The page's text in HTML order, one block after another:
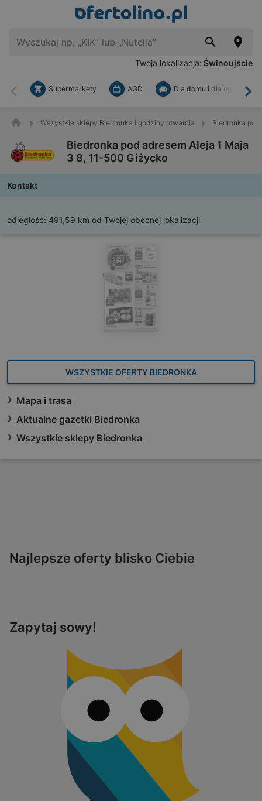
Twoja lokalizacja: Świnoujście
Wstecz
Supermarkety AGD Dla domu i dla ogrodu
Wszystkie sklepy Biedronka i godziny otwarcia Biedronka
Biedronka pod adresem Aleja 1 Maja
3 8, 11-500 Giżycko
Kontakt
odległość: 491,59 km od Twojej obecnej lokalizacji
WSZYSTKIE OFERTY BIEDRONKA
Mapa i trasa
Aktualne gazetki Biedronka
Wszystkie sklepy Biedronka
Najlepsze oferty blisko Ciebie
Zapytaj sowy!